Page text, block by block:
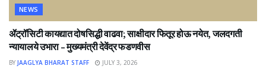
NEWS
ॲट्रॉसिटी कायद्यात दोषसिद्धी वाढवा; साक्षीदार फितूर होऊ नयेत, जलदगती
न्यायालये उभारा – मुख्यमंत्री देवेंद्र फडणवीस
BY JAAGLYA BHARAT STAFF JULY 3, 2026